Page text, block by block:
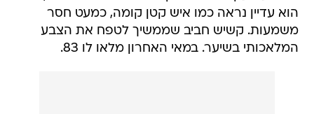
הוא עדיין נראה כמו איש קטן קומה, כמעט חסר
משמעות. קשיש חביב שממשיך לטפח את הצבע
המלאכותי בשיער. במאי האחרון מלאו לו 83.